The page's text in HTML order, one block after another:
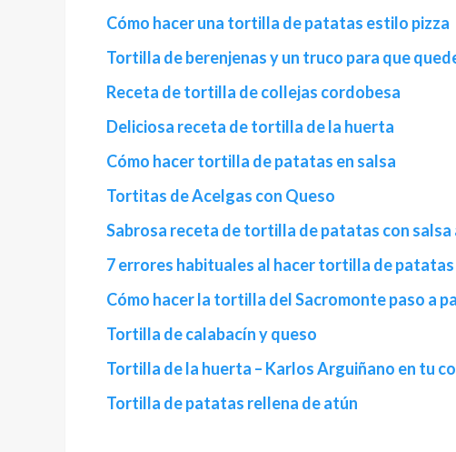
Cómo hacer una tortilla de patatas estilo pizza
Tortilla de berenjenas y un truco para que
Receta de tortilla de collejas cordobesa
Deliciosa receta de tortilla de la huerta
Cómo hacer tortilla de patatas en salsa
Tortitas de Acelgas con Queso
Sabrosa receta de tortilla de patatas con salsa
7 errores habituales al hacer tortilla de patatas
Cómo hacer la tortilla del Sacromonte paso a
Tortilla de calabacín y queso
Tortilla de la huerta – Karlos Arguiñano en tu
Tortilla de patatas rellena de atún